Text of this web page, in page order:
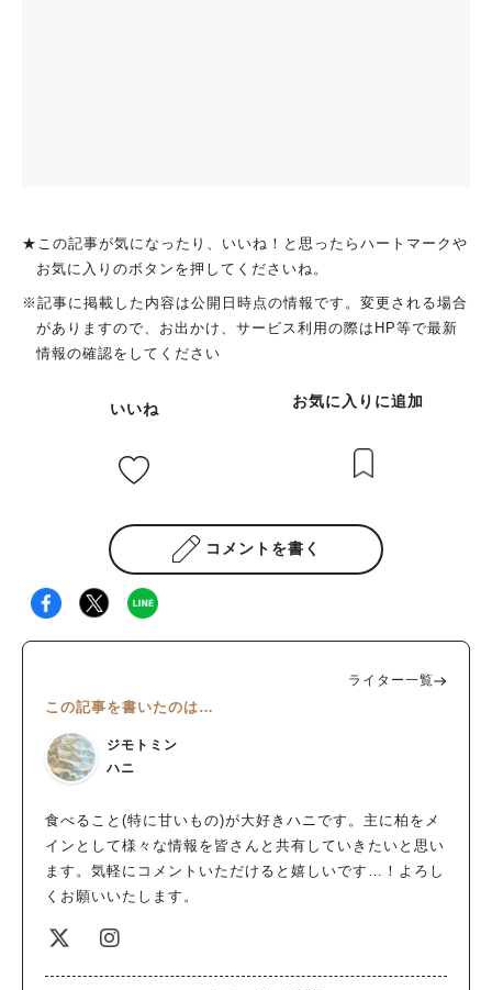
★この記事が気になったり、いいね！と思ったらハートマークや
お気に入りのボタンを押してくださいね。
※記事に掲載した内容は公開日時点の情報です。変更される場合
がありますので、お出かけ、サービス利用の際はHP等で最新
情報の確認をしてください
いいね お気に入りに追加
コメントを書く
ライター一覧
この記事を書いたのは…
ジモトミン
ハニ
食べること(特に甘いもの)が大好きハニです。主に柏をメ
インとして様々な情報を皆さんと共有していきたいと思い
ます。気軽にコメントいただけると嬉しいです…！よろし
くお願いいたします。